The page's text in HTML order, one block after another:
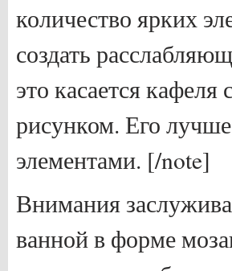
количество ярких
создать
это касается
рисунком. Его
элементами. [/note]
Внимания
ванной в форме